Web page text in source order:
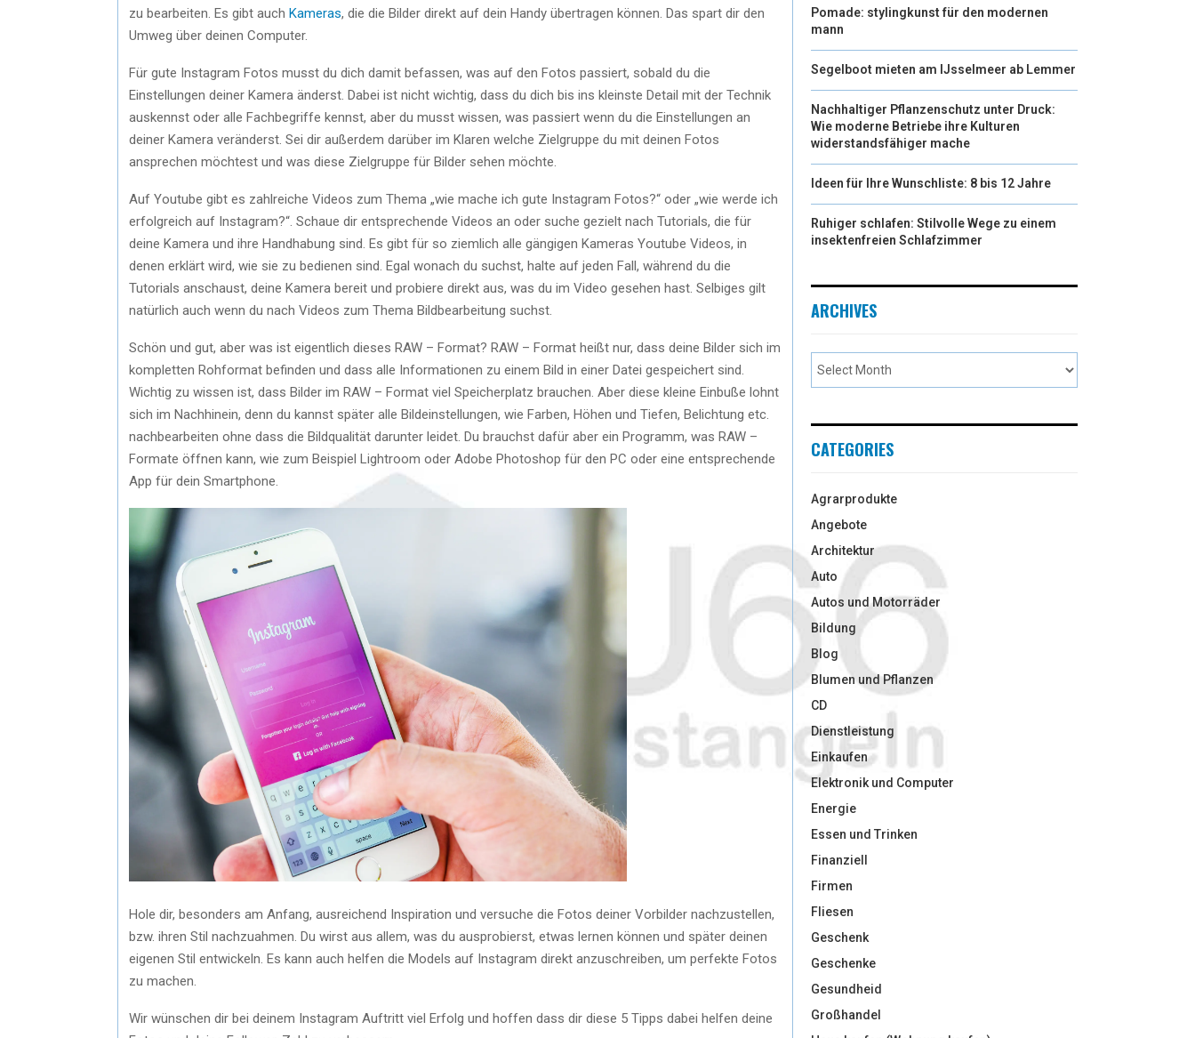
zu bearbeiten. Es gibt auch Kameras, die die Bilder direkt auf dein Handy übertragen können. Das spart dir den
Umweg über deinen Computer.
Für gute Instagram Fotos musst du dich damit befassen, was auf den Fotos passiert, sobald du die
Einstellungen deiner Kamera änderst. Dabei ist nicht wichtig, dass du dich bis ins kleinste Detail mit der Technik
auskennst oder alle Fachbegriffe kennst, aber du musst wissen, was passiert wenn du die Einstellungen an
deiner Kamera veränderst. Sei dir außerdem darüber im Klaren welche Zielgruppe du mit deinen Fotos
ansprechen möchtest und was diese Zielgruppe für Bilder sehen möchte.
Auf Youtube gibt es zahlreiche Videos zum Thema „wie mache ich gute Instagram Fotos?“ oder „wie werde ich
erfolgreich auf Instagram?“. Schaue dir entsprechende Videos an oder suche gezielt nach Tutorials, die für
deine Kamera und ihre Handhabung sind. Es gibt für so ziemlich alle gängigen Kameras Youtube Videos, in
denen erklärt wird, wie sie zu bedienen sind. Egal wonach du suchst, halte auf jeden Fall, während du die
Tutorials anschaust, deine Kamera bereit und probiere direkt aus, was du im Video gesehen hast. Selbiges gilt
natürlich auch wenn du nach Videos zum Thema Bildbearbeitung suchst.
Schön und gut, aber was ist eigentlich dieses RAW – Format? RAW – Format heißt nur, dass deine Bilder sich im
kompletten Rohformat befinden und dass alle Informationen zu einem Bild in einer Datei gespeichert sind.
Wichtig zu wissen ist, dass Bilder im RAW – Format viel Speicherplatz brauchen. Aber diese kleine Einbuße lohnt
sich im Nachhinein, denn du kannst später alle Bildeinstellungen, wie Farben, Höhen und Tiefen, Belichtung etc.
nachbearbeiten ohne dass die Bildqualität darunter leidet. Du brauchst dafür aber ein Programm, was RAW –
Formate öffnen kann, wie zum Beispiel Lightroom oder Adobe Photoshop für den PC oder eine entsprechende
App für dein Smartphone.
Hole dir, besonders am Anfang, ausreichend Inspiration und versuche die Fotos deiner Vorbilder nachzustellen,
bzw. ihren Stil nachzuahmen. Du wirst aus allem, was du ausprobierst, etwas lernen können und später deinen
eigenen Stil entwickeln. Es kann auch helfen die Models auf Instagram direkt anzuschreiben, um perfekte Fotos
zu machen.
Wir wünschen dir bei deinem Instagram Auftritt viel Erfolg und hoffen dass dir diese 5 Tipps dabei helfen deine
Pomade: stylingkunst für den modernen
mann
Segelboot mieten am IJsselmeer ab Lemmer
Nachhaltiger Pflanzenschutz unter Druck:
Wie moderne Betriebe ihre Kulturen
widerstandsfähiger mache
Ideen für Ihre Wunschliste: 8 bis 12 Jahre
Ruhiger schlafen: Stilvolle Wege zu einem
insektenfreien Schlafzimmer
ARCHIVES
CATEGORIES
Agrarprodukte
Angebote
Architektur
Auto
Autos und Motorräder
Bildung
Blog
Blumen und Pflanzen
CD
Dienstleistung
Einkaufen
Elektronik und Computer
Energie
Essen und Trinken
Finanziell
Firmen
Fliesen
Geschenk
Geschenke
Gesundheid
Großhandel